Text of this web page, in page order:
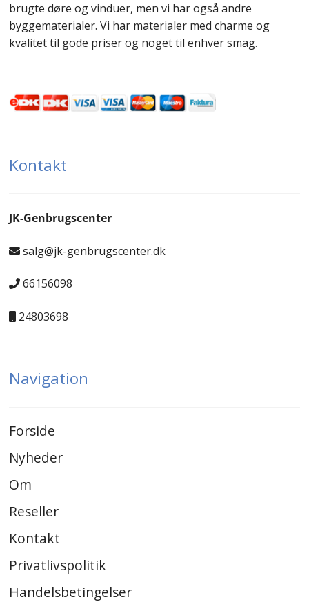
brugte døre og vinduer, men vi har også andre
byggematerialer. Vi har materialer med charme og
kvalitet til gode priser og noget til enhver smag.
Kontakt
JK-Genbrugscenter
salg@jk-genbrugscenter.dk
66156098
24803698
Navigation
Forside
Nyheder
Om
Reseller
Kontakt
Privatlivspolitik
Handelsbetingelser